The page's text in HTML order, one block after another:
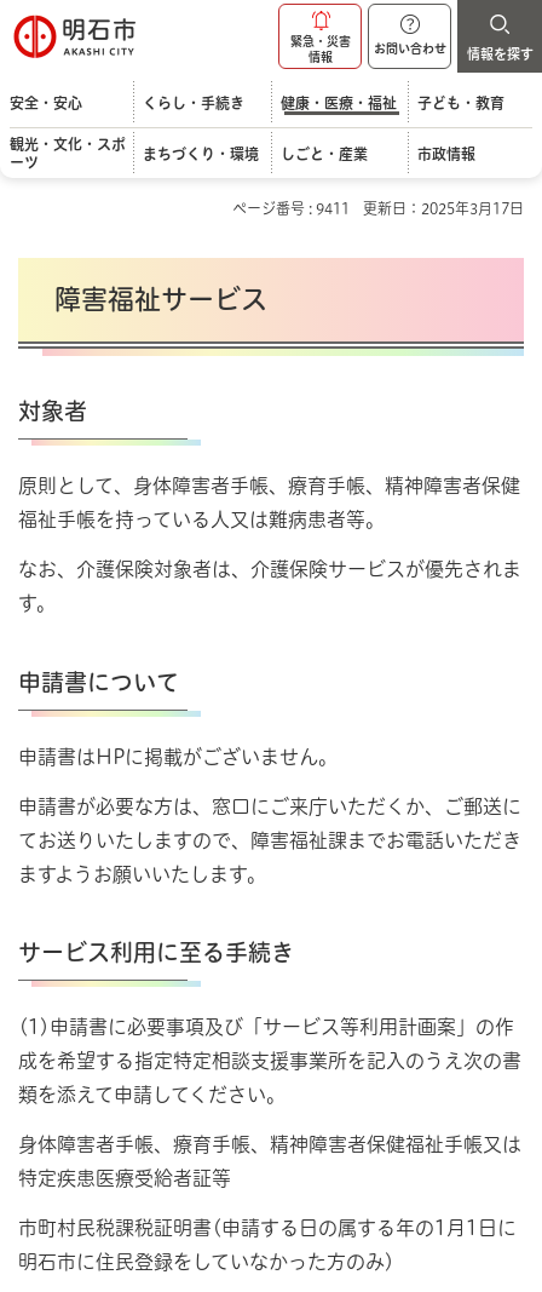
明石市
緊急・災害
情報
お問い合わせ 情報を探す
安全・安心 くらし・手続き 健康・医療・福祉 子ども・教育
観光・文化・スポ
ーツ
まちづくり・環境 しごと・産業 市政情報
ページ番号 : 9411 更新日：2025年3月17日
障害福祉サービス
対象者
原則として、身体障害者手帳、療育手帳、精神障害者保健
福祉手帳を持っている人又は難病患者等。
なお、介護保険対象者は、介護保険サービスが優先されま
す。
申請書について
申請書はHPに掲載がございません。
申請書が必要な方は、窓口にご来庁いただくか、ご郵送に
てお送りいたしますので、障害福祉課までお電話いただき
ますようお願いいたします。
サービス利用に至る手続き
(1)申請書に必要事項及び「サービス等利用計画案」の作
成を希望する指定特定相談支援事業所を記入のうえ次の書
類を添えて申請してください。
身体障害者手帳、療育手帳、精神障害者保健福祉手帳又は
特定疾患医療受給者証等
市町村民税課税証明書(申請する日の属する年の1月1日に
明石市に住民登録をしていなかった方のみ)